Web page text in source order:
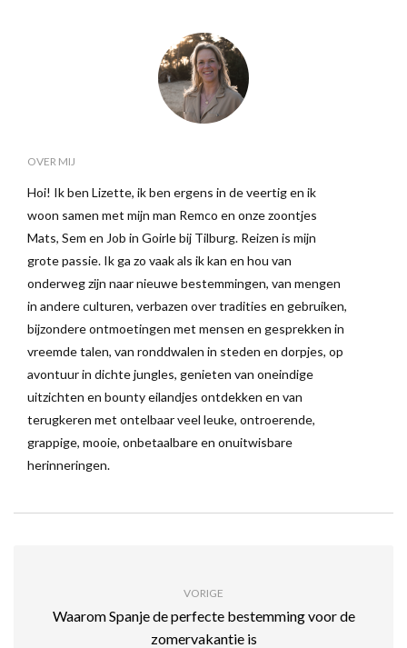
OVER MIJ
Hoi! Ik ben Lizette, ik ben ergens in de veertig en ik
woon samen met mijn man Remco en onze zoontjes
Mats, Sem en Job in Goirle bij Tilburg. Reizen is mijn
grote passie. Ik ga zo vaak als ik kan en hou van
onderweg zijn naar nieuwe bestemmingen, van mengen
in andere culturen, verbazen over tradities en gebruiken,
bijzondere ontmoetingen met mensen en gesprekken in
vreemde talen, van ronddwalen in steden en dorpjes, op
avontuur in dichte jungles, genieten van oneindige
uitzichten en bounty eilandjes ontdekken en van
terugkeren met ontelbaar veel leuke, ontroerende,
grappige, mooie, onbetaalbare en onuitwisbare
herinneringen.
VORIGE
Waarom Spanje de perfecte bestemming voor de
zomervakantie is